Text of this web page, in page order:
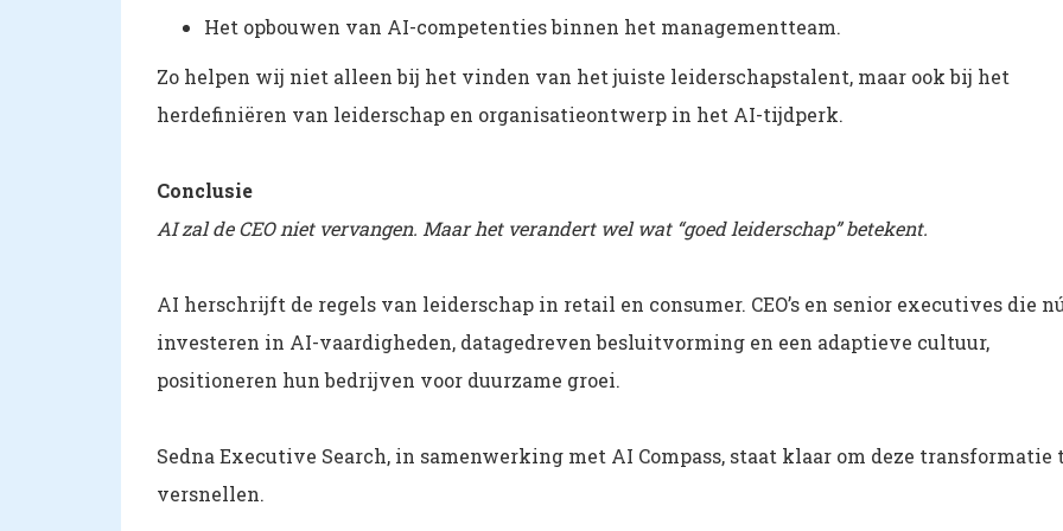
Het opbouwen van AI-competenties binnen het managementteam.
Zo helpen wij niet alleen bij het vinden van het juiste leiderschapstalent, maar ook bij het
herdefiniëren van leiderschap en organisatieontwerp in het AI-tijdperk.
Conclusie
AI zal de CEO niet vervangen. Maar het verandert wel wat “goed leiderschap” betekent.
AI herschrijft de regels van leiderschap in retail en consumer. CEO’s en senior executives die
investeren in AI-vaardigheden, datagedreven besluitvorming en een adaptieve cultuur,
positioneren hun bedrijven voor duurzame groei.
Sedna Executive Search, in samenwerking met AI Compass, staat klaar om deze transformatie
versnellen.